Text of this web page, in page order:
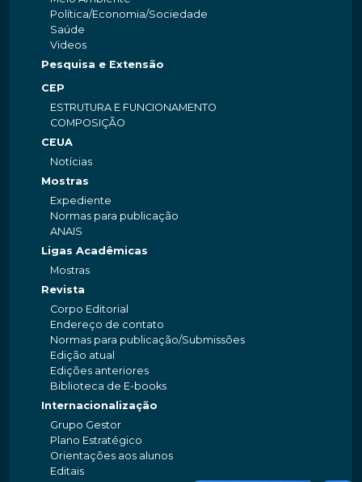
Política/Economia/Sociedade
Saúde
Videos
Pesquisa e Extensão
CEP
ESTRUTURA E FUNCIONAMENTO
COMPOSIÇÃO
CEUA
Notícias
Mostras
Expediente
Normas para publicação
ANAIS
Ligas Acadêmicas
Mostras
Revista
Corpo Editorial
Endereço de contato
Normas para publicação/Submissões
Edição atual
Edições anteriores
Biblioteca de E-books
Internacionalização
Grupo Gestor
Plano Estratégico
Orientações aos alunos
Editais